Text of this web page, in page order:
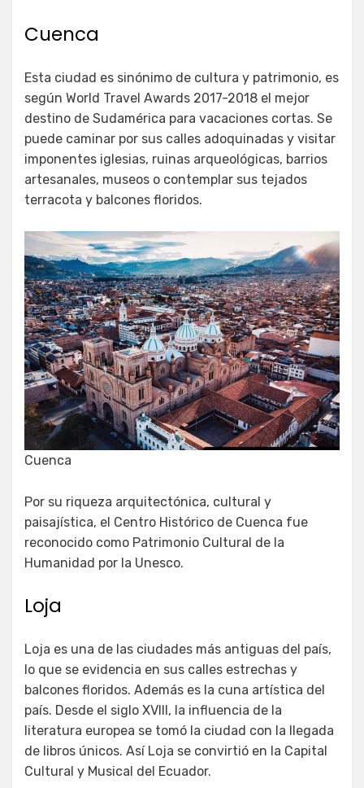
Cuenca
Esta ciudad es sinónimo de cultura y patrimonio, es
según World Travel Awards 2017-2018 el mejor
destino de Sudamérica para vacaciones cortas. Se
puede caminar por sus calles adoquinadas y visitar
imponentes iglesias, ruinas arqueológicas, barrios
artesanales, museos o contemplar sus tejados
terracota y balcones floridos.
Cuenca
Por su riqueza arquitectónica, cultural y
paisajística, el Centro Histórico de Cuenca fue
reconocido como Patrimonio Cultural de la
Humanidad por la Unesco.
Loja
Loja es una de las ciudades más antiguas del país,
lo que se evidencia en sus calles estrechas y
balcones floridos. Además es la cuna artística del
país. Desde el siglo XVIII, la influencia de la
literatura europea se tomó la ciudad con la llegada
de libros únicos. Así Loja se convirtió en la Capital
Cultural y Musical del Ecuador.